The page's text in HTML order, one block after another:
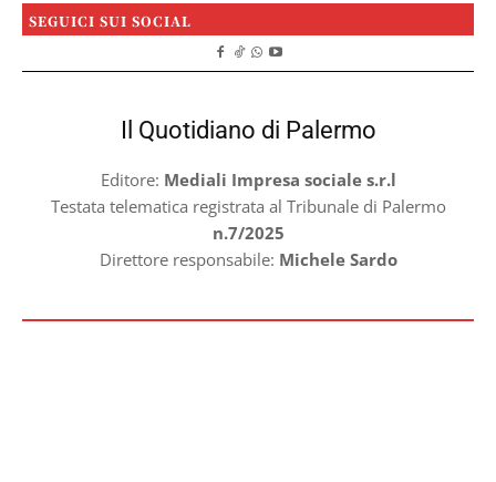
SEGUICI SUI SOCIAL
Il Quotidiano di Palermo
Editore: Mediali Impresa sociale s.r.l
Testata telematica registrata al Tribunale di Palermo
n.7/2025
Direttore responsabile: Michele Sardo